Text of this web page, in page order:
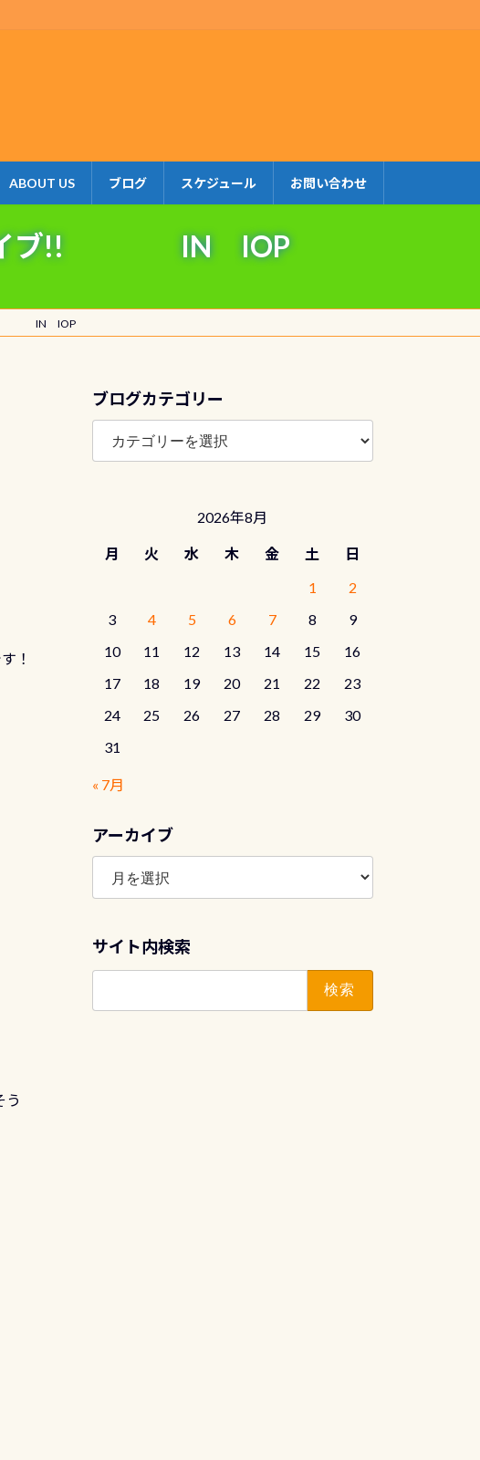
ABOUT US ブログ スケジュール お問い合わせ
ダイブ!! IN IOP
ブ!! IN IOP
！
う
ブログカテゴリー
ブ
グ
2026年8月
月 火 水 木 金 土
日
1
2
3
4 5 6 7 8
9
10
11 12 13 14 15
16
17
18 19 20 21 22
23
24
25 26 27 28 29
30
31
« 7月
アーカイブ
ア
カ
ブ
サイト内検索